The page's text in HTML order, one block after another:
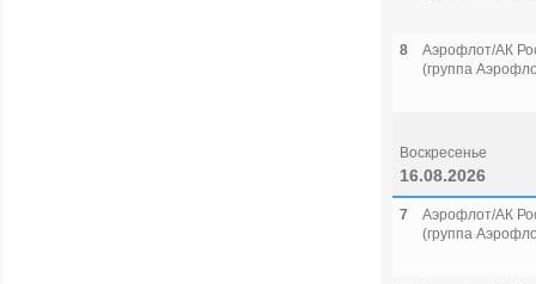
8
Аэрофлот/АК
(группа
Воскресенье
16.08.2026
7
Аэрофлот/АК
(группа